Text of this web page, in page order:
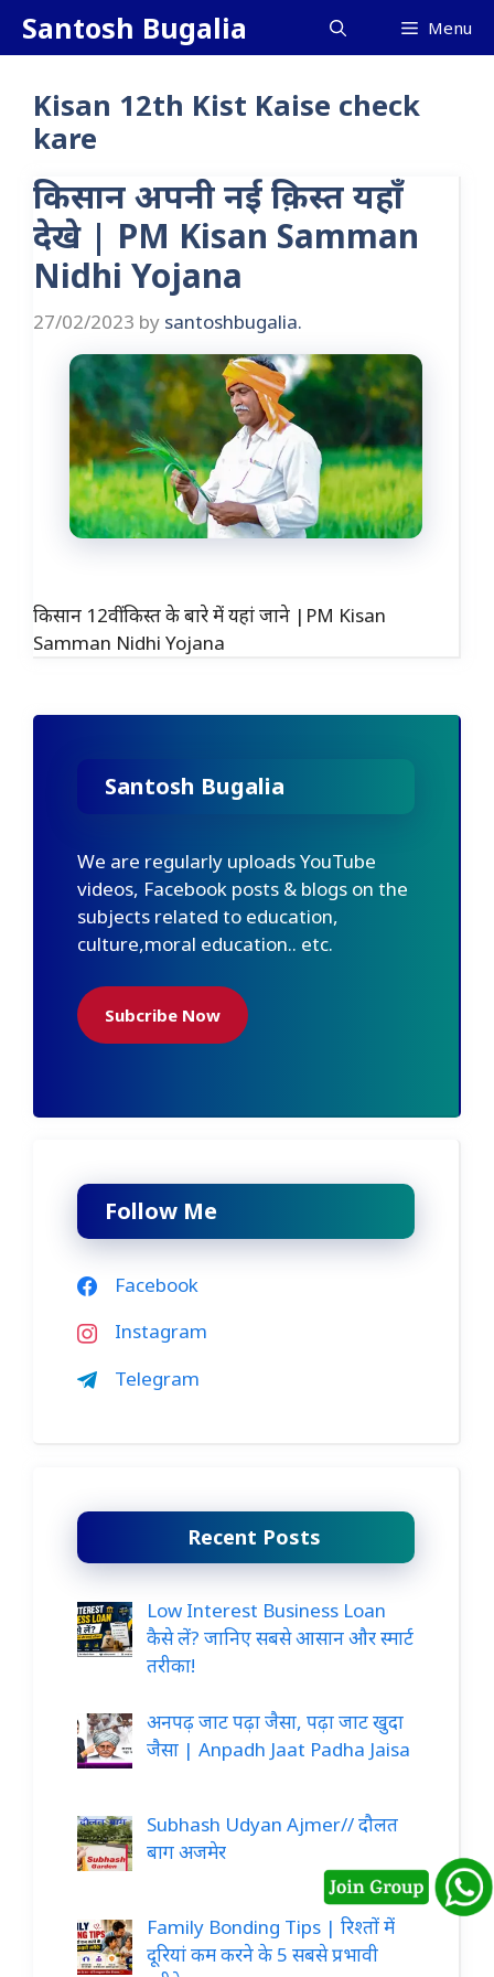
SkipSantosh Bugalia Menu
Kisan 12th Kist Kaise check
kare
किसान अपनी नई क़िस्त यहाँ
देखे | PM Kisan Samman
Nidhi Yojana
27/02/2023 by santoshbugalia.
किसान 12वीं किस्त के बारे में यहां जाने |PM Kisan
Samman Nidhi Yojana
Santosh Bugalia
We are regularly uploads YouTube
videos, Facebook posts & blogs on the
subjects related to education,
culture,moral education.. etc.
Subcribe Now
Follow Me
Facebook
Instagram
Telegram
Recent Posts
Low Interest Business Loan
कैसे लें? जानिए सबसे आसान और स्मार्ट
तरीका!
अनपढ़ जाट पढ़ा जैसा, पढ़ा जाट खुदा
जैसा | Anpadh Jaat Padha Jaisa
Subhash Udyan Ajmer// दौलत
बाग अजमेर
Family Bonding Tips | रिश्तों में
दूरियां कम करने के 5 सबसे प्रभावी